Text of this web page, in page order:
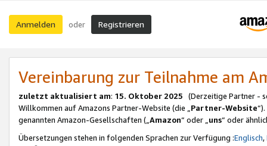
Anmelden oder Registrieren
Vereinbarung zur Teilnahme am
zuletzt aktualisiert am: 15. Oktober 2025 (Derzeitige Partner -
Willkommen auf Amazons Partner-Website (die „Partner-Website
genannten Amazon-Gesellschaften („Amazon“ oder „uns“ oder
Übersetzungen stehen in folgenden Sprachen zur Verfügung :Englisch,